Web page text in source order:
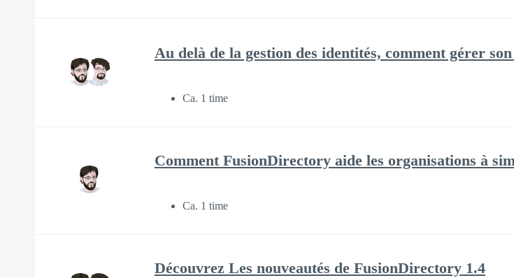
Au delà de la gestion des identités, comment gérer
Ca. 1 time
Comment FusionDirectory aide les organisations à
Ca. 1 time
Découvrez Les nouveautés de FusionDirectory 1.4